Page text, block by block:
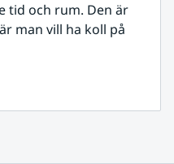
tid och rum. Den är
man vill ha koll på